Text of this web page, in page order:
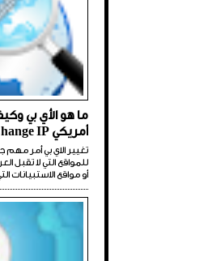
ما هو الأي بي
أمريكي Change IP
تغيير الاي بي أمر مهم
للمواقع التي لا تقبل
أو مواقع الاستبيانات